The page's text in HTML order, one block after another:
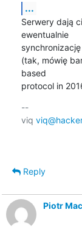
...
Serwery dają
ewentualnie
(tak, mówię
based
protocol in
--
viq
Reply
Piotr